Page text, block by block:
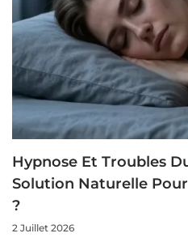
Hypnose Et Troubles
Solution Naturelle
?
2 Juillet 2026